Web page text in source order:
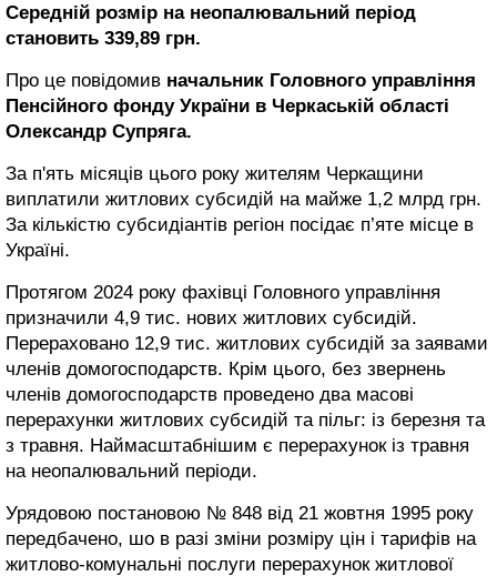
Середній розмір на неопалювальний період
становить 339,89 грн.
Про це повідомив начальник Головного управління
Пенсійного фонду України в Черкаській області
Олександр Супряга.
За п'ять місяців цього року жителям Черкащини
виплатили житлових субсидій на майже 1,2 млрд грн.
За кількістю субсидіантів регіон посідає п’яте місце в
Україні.
Протягом 2024 року фахівці Головного управління
призначили 4,9 тис. нових житлових субсидій.
Перераховано 12,9 тис. житлових субсидій за заявами
членів домогосподарств. Крім цього, без звернень
членів домогосподарств проведено два масові
перерахунки житлових субсидій та пільг: із березня та
з травня. Наймасштабнішим є перерахунок із травня
на неопалювальний періоди.
Урядовою постановою № 848 від 21 жовтня 1995 року
передбачено, шо в разі зміни розміру цін і тарифів на
житлово-комунальні послуги перерахунок житлової